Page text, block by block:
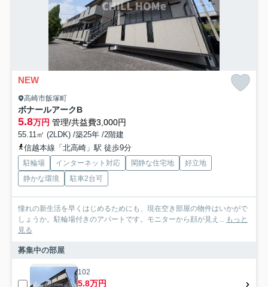
NEW
高崎市飯塚町
ボナールアークB
5.8万円 管理/共益費3,000円
55.11㎡ (2LDK) /築25年 /2階建
信越本線「北高崎」駅 徒歩9分
駐輪場 インターネット対応 閑静な住宅地
好立地
静かな環境
駐車2台可
憧れの新生活を早くはじめるためにも、現在空き部屋の物件はいかがで
しょうか。駐輪場付きのアパートです。モニターから顔が見え... もっと
見る
募集中の部屋
102
5.8万円